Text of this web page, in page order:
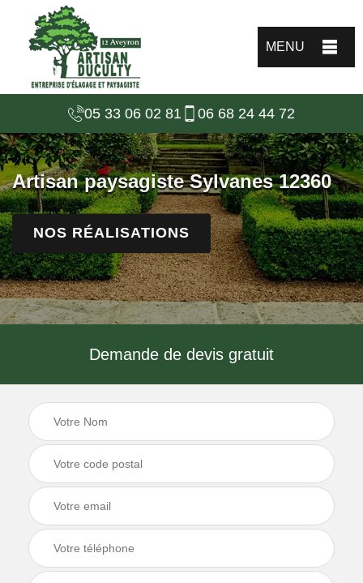
MENU
05 33 06 02 81 06 68 24 44 72
Artisan paysagiste Sylvanes 12360
NOS RÉALISATIONS
Demande de devis gratuit